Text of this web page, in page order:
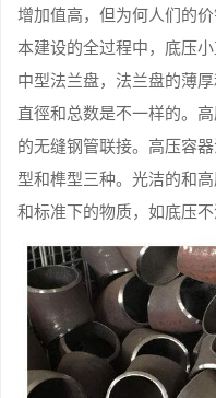
增加值高，但为何人们的
本建设的全过程中，底压
中型法兰盘，法兰盘的薄
直徑和总数是不一样的。
的无缝钢管联接。高压容
型和榫型三种。光洁的和
和标准下的物质，如底压